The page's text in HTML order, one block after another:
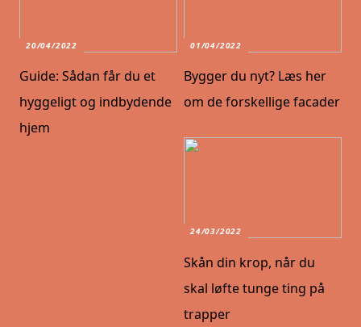
20/04/2022
Guide: Sådan får du et
hyggeligt og indbydende
hjem
01/04/2022
Bygger du nyt? Læs her
om de forskellige facader
24/03/2022
Skån din krop, når du
skal løfte tunge ting på
trapper